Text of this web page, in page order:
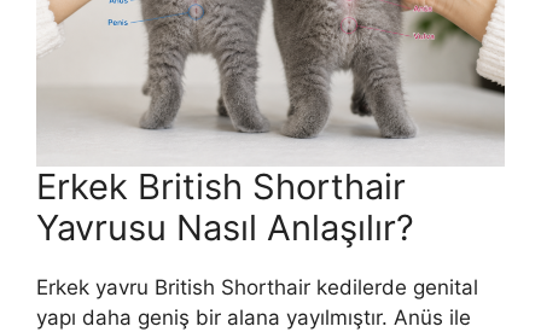
Erkek British Shorthair
Yavrusu Nasıl Anlaşılır?
Erkek yavru British Shorthair kedilerde genital
yapı daha geniş bir alana yayılmıştır. Anüs ile